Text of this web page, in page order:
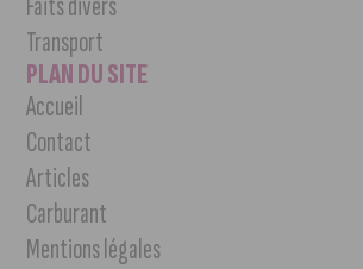
Transport
PLAN DU SITE
Accueil
Contact
Articles
Carburant
Mentions légales